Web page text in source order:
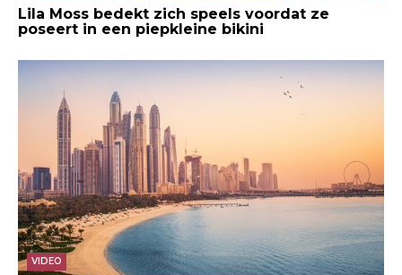
Lila Moss bedekt zich speels voordat ze
poseert in een piepkleine bikini
VIDEO